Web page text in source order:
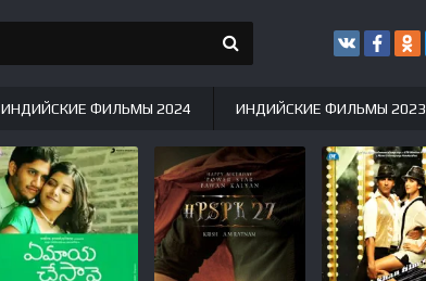
ИНДИЙСКИЕ ФИЛЬМЫ 2024 ИНДИЙСКИЕ ФИЛЬМЫ 2023